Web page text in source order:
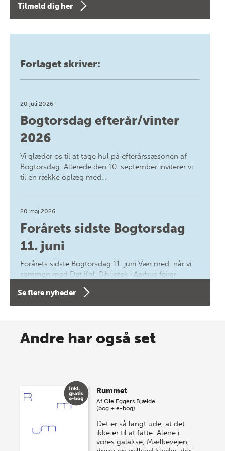
Tilmeld dig her
Forlaget skriver:
20 juli 2026
Bogtorsdag efterår/vinter
2026
Vi glæder os til at tage hul på efterårssæsonen af
Bogtorsdag. Allerede den 10. september inviterer vi
til en række oplæg med…
20 maj 2026
Forårets sidste Bogtorsdag
11. juni
Forårets sidste Bogtorsdag 11. juni Vær med, når vi
sammen med Det Kgl. Bibliotek i Aarhus fejrer
forfatterne bag vores nyes…
Spar op til 70% til sommer-
store sommer-lagersalg, så sæt kryds i kalenderen
onsdag den 10. j…
Se flere nyheder
Andre har også set
Rummet
AfOle Eggers Bjælde
(bog + e-bog)
Det er så langt ude, at det
ikke er til at fatte. Alene i
vores galakse, Mælkevejen,